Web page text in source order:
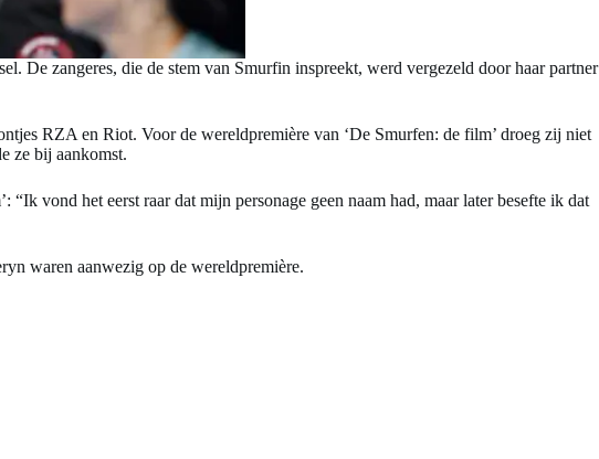
De zangeres, die de stem van Smurfin inspreekt, werd vergezeld door haar partner
RZA en Riot. Voor de wereldpremière van ‘De Smurfen: de film’ droeg zij niet
ze bij aankomst.
vond het eerst raar dat mijn personage geen naam had, maar later besefte ik dat
waren aanwezig op de wereldpremière.